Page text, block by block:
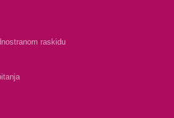
raskidu